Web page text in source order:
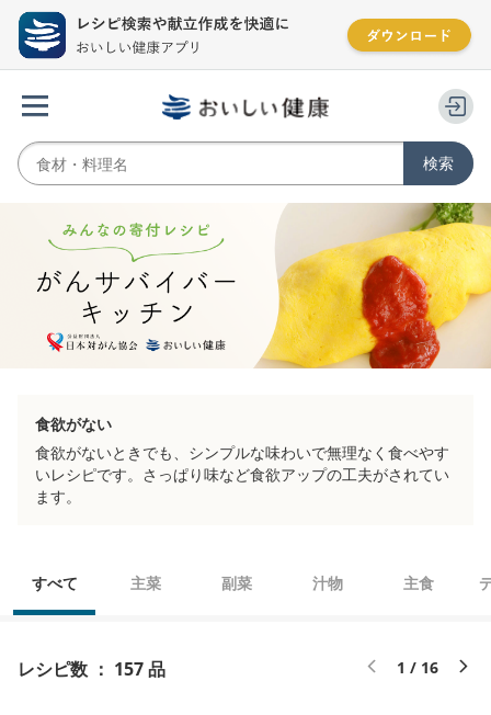
食欲がない
食欲がないときでも、シンプルな味わいで無理なく食べやす
いレシピです。さっぱり味など食欲アップの工夫がされてい
ます。
すべて 主菜 副菜 汁物 主食
レシピ数 ： 157 品 1 / 16